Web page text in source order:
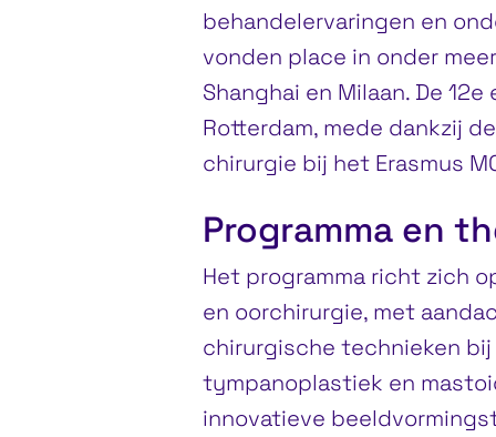
behandelervaringen en
vonden place in onder
Shanghai en Milaan. De
Rotterdam, mede dankzij
chirurgie bij het Erasmus
Programma en
Het programma richt zich
en oorchirurgie, met
chirurgische technieken
tympanoplastiek en
innovatieve